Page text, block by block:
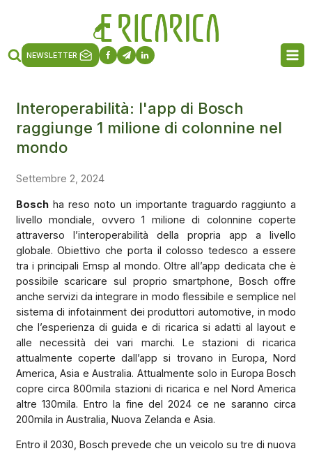
NEWSLETTER
Interoperabilità: l'app di Bosch
raggiunge 1 milione di colonnine nel
mondo
Settembre 2, 2024
Boschha reso noto un importante traguardo raggiunto a
livello mondiale, ovvero 1 milione di colonnine coperte
attraverso l’interoperabilità della propria app a livello
globale. Obiettivo che porta il colosso tedesco a essere
tra i principali Emsp al mondo. Oltre all’app dedicata che è
possibile scaricare sul proprio smartphone, Bosch offre
anche servizi da integrare in modo flessibile e semplice nel
sistema di infotainment dei produttori automotive, in modo
che l’esperienza di guida e di ricarica si adatti al layout e
alle necessità dei vari marchi. Le stazioni di ricarica
attualmente coperte dall’app si trovano in Europa, Nord
America, Asia e Australia. Attualmente solo in Europa Bosch
copre circa 800mila stazioni di ricarica e nel Nord America
altre 130mila. Entro la fine del 2024 ce ne saranno circa
200mila in Australia, Nuova Zelanda e Asia.
Entro il 2030, Bosch prevede che un veicolo su tre di nuova